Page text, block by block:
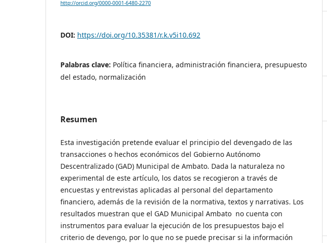
http://orcid.org/0000-0001-6480-2270
DOI: https://doi.org/10.35381/r.k.v5i10.692
Palabras clave: Política financiera, administración financiera, presupuesto
del estado, normalización
Resumen
Esta investigación pretende evaluar el principio del devengado de las
transacciones o hechos económicos del Gobierno Autónomo
Descentralizado (GAD) Municipal de Ambato. Dada la naturaleza no
experimental de este artículo, los datos se recogieron a través de
encuestas y entrevistas aplicadas al personal del departamento
financiero, además de la revisión de la normativa, textos y narrativas. Los
resultados muestran que el GAD Municipal Ambato no cuenta con
instrumentos para evaluar la ejecución de los presupuestos bajo el
criterio de devengo, por lo que no se puede precisar si la información